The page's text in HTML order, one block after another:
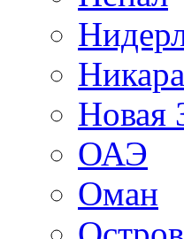
Новая
ОАЭ
Оман